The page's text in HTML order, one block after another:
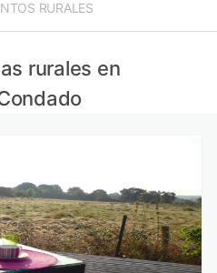
RURALES
rurales en